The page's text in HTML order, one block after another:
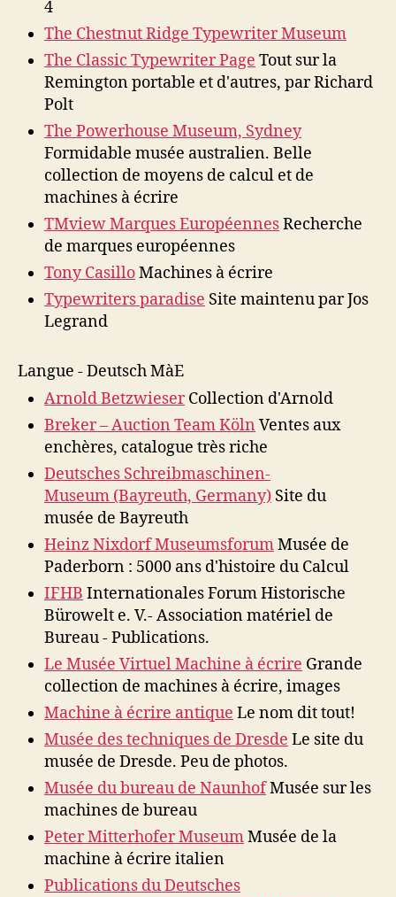
4
The Chestnut Ridge Typewriter Museum
The Classic Typewriter Page Tout sur la
Remington portable et d'autres, par Richard
Polt
The Powerhouse Museum, Sydney
Formidable musée australien. Belle
collection de moyens de calcul et de
machines à écrire
TMview Marques EuropéennesRecherche
de marques européennes
Tony CasilloMachines à écrire
Typewriters paradise Site maintenu par Jos
Legrand
Langue - Deutsch MàE
Arnold Betzwieser Collection d'Arnold
Breker – Auction Team Köln Ventes aux
enchères, catalogue très riche
Deutsches Schreibmaschinen-
Museum (Bayreuth, Germany) Site du
musée de Bayreuth
Heinz Nixdorf MuseumsforumMusée de
Paderborn : 5000 ans d'histoire du Calcul
IFHB Internationales Forum Historische
Bürowelt e. V.- Association matériel de
Bureau - Publications.
Le Musée Virtuel Machine à écrire Grande
collection de machines à écrire, images
Machine à écrire antique Le nom dit tout!
Musée des techniques de Dresde Le site du
musée de Dresde. Peu de photos.
Musée du bureau de NaunhofMusée sur les
machines de bureau
Peter Mitterhofer MuseumMusée de la
machine à écrire italien
Publications du Deutsches